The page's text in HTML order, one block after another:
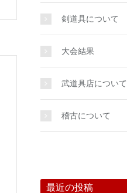
剣道具について
大会結果
武道具店について
稽古について
最近の投稿